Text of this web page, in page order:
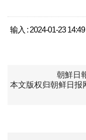
输入 : 2024-01-23
朝鮮日
本文版权归朝鲜日报